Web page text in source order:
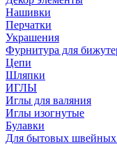
Нашивки
Перчатки
Украшения
Фурнитура для
Цепи
Шляпки
ИГЛЫ
Иглы для валяния
Иглы изогнутые
Булавки
Для бытовых